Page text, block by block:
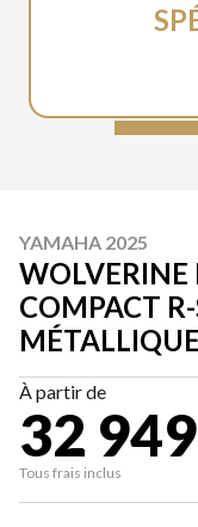
YAMAHA 2025
COMPACT R-
À partir de
32
Tous frais inclus